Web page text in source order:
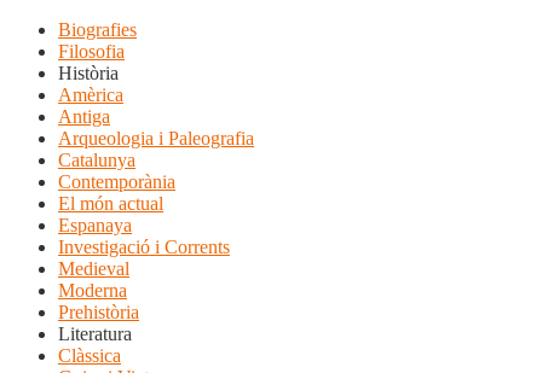
Biografies
Filosofia
Història
Amèrica
Antiga
Arqueologia i Paleografia
Catalunya
Contemporània
El món actual
Espanaya
Investigació i Corrents
Medieval
Moderna
Prehistòria
Literatura
Clàssica